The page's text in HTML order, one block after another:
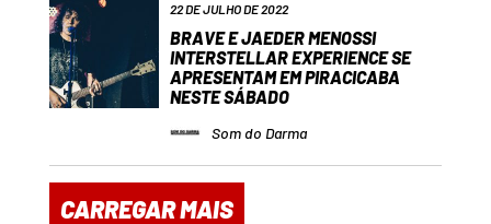
22 DE JULHO DE 2022
BRAVE E JAEDER MENOSSI
INTERSTELLAR EXPERIENCE SE
APRESENTAM EM PIRACICABA
NESTE SÁBADO
Som do Darma
CARREGAR MAIS